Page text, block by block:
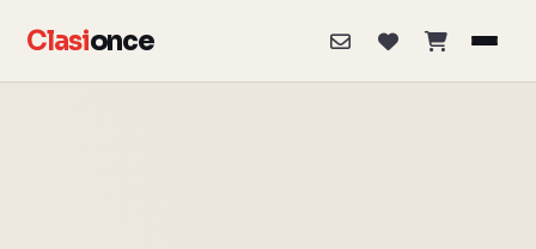
Clasionce